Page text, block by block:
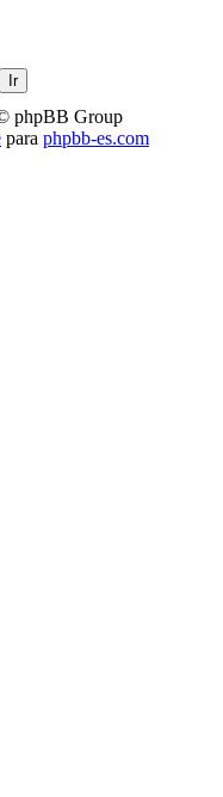
phpBB Group
para phpbb-es.com